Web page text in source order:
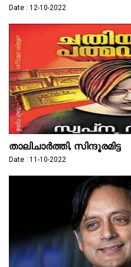
Date : 12-10-2022
താലിചാർത്തി, സിന്ദൂരമിട്ട
Date : 11-10-2022